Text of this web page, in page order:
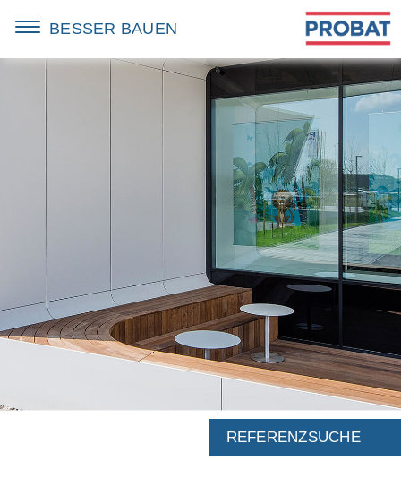
BESSER BAUEN
REFERENZSUCHE